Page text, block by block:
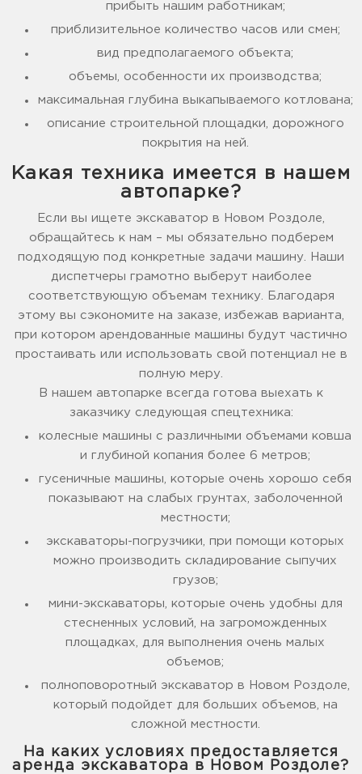
прибыть нашим работникам;
приблизительное количество часов или смен;
вид предполагаемого объекта;
объемы, особенности их производства;
максимальная глубина выкапываемого котлована;
описание строительной площадки, дорожного
покрытия на ней.
Какая техника имеется в нашем
автопарке?
Если вы ищете экскаватор в Новом Роздоле,
обращайтесь к нам – мы обязательно подберем
подходящую под конкретные задачи машину. Наши
диспетчеры грамотно выберут наиболее
соответствующую объемам технику. Благодаря
этому вы сэкономите на заказе, избежав варианта,
при котором арендованные машины будут частично
простаивать или использовать свой потенциал не в
полную меру.
В нашем автопарке всегда готова выехать к
заказчику следующая спецтехника:
колесные машины с различными объемами ковша
и глубиной копания более 6 метров;
гусеничные машины, которые очень хорошо себя
показывают на слабых грунтах, заболоченной
местности;
экскаваторы-погрузчики, при помощи которых
можно производить складирование сыпучих
грузов;
мини-экскаваторы, которые очень удобны для
стесненных условий, на загроможденных
площадках, для выполнения очень малых
объемов;
полноповоротный экскаватор в Новом Роздоле,
который подойдет для больших объемов, на
сложной местности.
На каких условиях предоставляется
аренда экскаватора в Новом Роздоле?